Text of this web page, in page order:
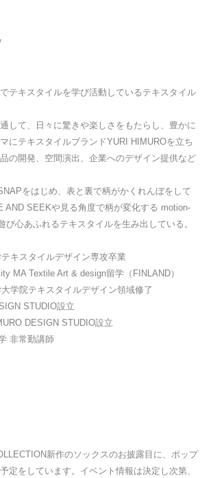
テキスタイルを学び活動しているテキスタイル
して、日々に驚きや楽しさをもたらし、豊かに
にテキスタイルブランドYURI HIMUROを立ち
の開発、空間演出、企業へのデザイン提供など
をはじめ、表と裏で柄がかくれんぼをして
AND SEEKや見る角度で柄が変化する motion-
び心あふれるテキスタイルを生み出している。
キスタイルデザイン専攻卒業
MA Textile Art & design留学（FINLAND）
学院テキスタイルデザイン領域修了
STUDIO設立
DESIGN STUDIO設立
非常勤講師
新作のソックスのお披露目に、ポップ
定をしています。イベント情報は決定し次第、